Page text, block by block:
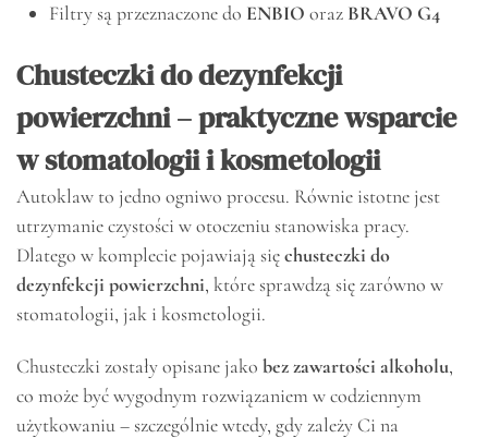
Filtry są przeznaczone do ENBIO oraz BRAVO G4
Chusteczki do dezynfekcji
powierzchni – praktyczne wsparcie
w stomatologii i kosmetologii
Autoklaw to jedno ogniwo procesu. Równie istotne jest
utrzymanie czystości w otoczeniu stanowiska pracy.
Dlatego w komplecie pojawiają sięchusteczki do
dezynfekcji powierzchni, które sprawdzą się zarówno w
stomatologii, jak i kosmetologii.
Chusteczki zostały opisane jako bez zawartości alkoholu,
co może być wygodnym rozwiązaniem w codziennym
użytkowaniu – szczególnie wtedy, gdy zależy Ci na